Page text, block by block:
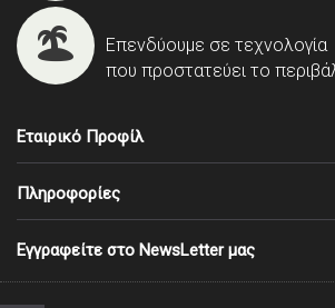
Επενδύουμε σε τεχνολογία
που προστατεύει το
Εταιρικό Προφίλ
Πληροφορίες
Εγγραφείτε στο NewsLetter μας